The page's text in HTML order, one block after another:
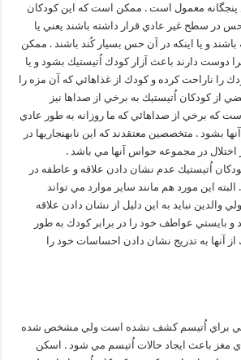
معمول است . ممكن است كه اين كودكان
در سطح غير عادي قرار داشته باشند يعني يا
و يا اينكه در آن حس بسيار كُند باشند . ممكن
دوست دارند باعث آزار كودك اُتيستيك بشود و يا
را ناراحت كرده و كودك از غذاهائي كه آن مزه را
از كودكان اُتيستيك به برخي از صداها نيز
كه برخي از صداهائي كه ما روزانه به طور عادي
بشود . متخصصين معتقدند كه اين نابهنجاريها در
اختلال در مجموعه حواس آنها مي باشد .
اُتيستيك عدم نشان دادن علاقه و عاطفه در
اين مورد هم مانند ساير موارد مي تواند
والدين نبايد به اين دليل از نشان دادن علاقه
و بايستي عواطف خود را در برابر كودك به طور
آنها به تدريج نشان دادن احساسات خود را
براي اُتيسم كشف نشده است ولي مشخص شده
مغز باعث ايجاد حالات اُتيسم مي شود . اسكن